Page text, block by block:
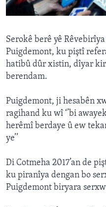
ÇAND Û HUNER
SORANÎ
Learning English
FOLLOW US
Serokê berê yê
Puigdemont, ku piştî
hatibû dûr xistin, dîyar kir
berendam.
Puigdemont, ji hesabên
ragihand ku wî ‘’bi
herêmî berdaye û ew
ye’’
Di Cotmeha 2017’an de
ku piranîya dengan bo
Puigdemont biryara